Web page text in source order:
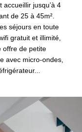
jusqu’à 4
de 25 à 45m².
séjours en toute
gratuit et illimité,
offre de petite
avec micro-ondes,